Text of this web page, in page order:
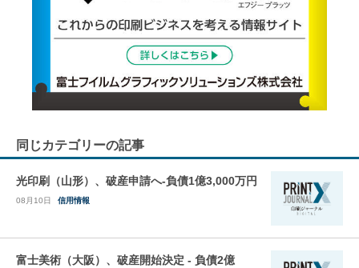
同じカテゴリーの記事
光印刷（山形）、破産申請へ-負債1億3,000万円
08月10日 信用情報
富士美術（大阪）、破産開始決定 - 負債2億